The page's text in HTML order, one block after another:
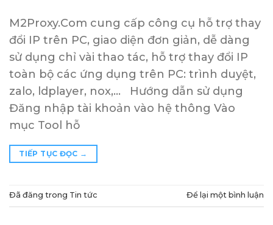
M2Proxy.Com cung cấp công cụ hỗ trợ thay
đổi IP trên PC, giao diện đơn giản, dễ dàng
sử dụng chỉ vài thao tác, hỗ trợ thay đổi IP
toàn bộ các ứng dụng trên PC: trình duyệt,
zalo, ldplayer, nox,… Hướng dẫn sử dụng
Đăng nhập tài khoản vào hệ thông Vào
mục Tool hỗ
TIẾP TỤC ĐỌC →
Đã đăng trong Tin tức Để lại một bình luận